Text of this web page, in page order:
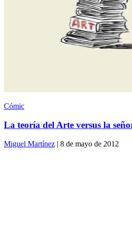
Cómic
La teoría del Arte versus la
Miguel Martínez | 8 de mayo de 2012